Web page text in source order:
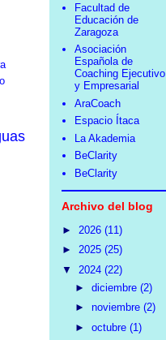
Facultad de
Educación de
Zaragoza
Asociación
Española de
Coaching Ejecutivo
y Empresarial
AraCoach
Espacio Ítaca
La Akademia
BeClarity
BeClarity
Archivo del blog
► 2026 (11)
► 2025 (25)
▼ 2024 (22)
► diciembre (2)
► noviembre (2)
► octubre (1)